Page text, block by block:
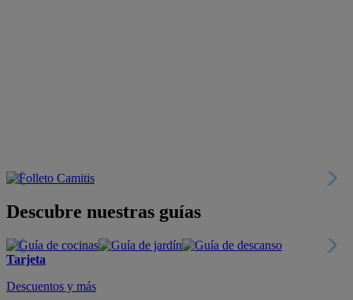
Descubre nuestras guías
Tarjeta
Descuentos y más